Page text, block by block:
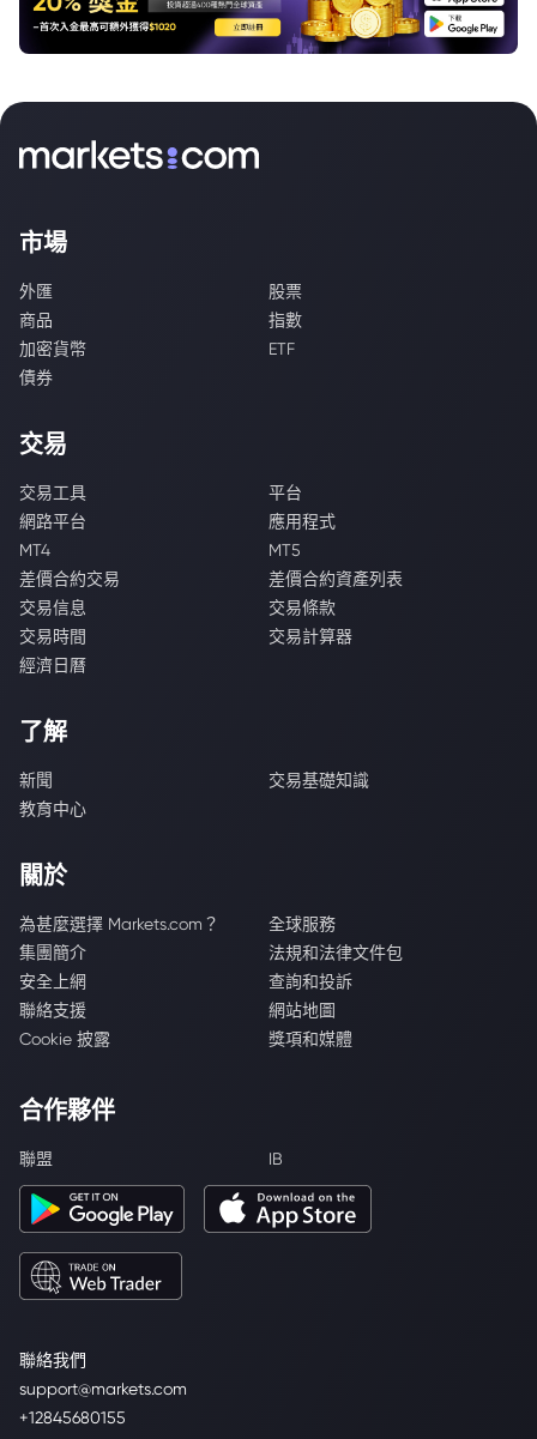
聯絡我們
support@markets.com
+12845680155
市場
外匯
股票
商品
指數
加密貨幣
ETF
債券
交易
交易工具
平台
網路平台
應用程式
MT4
MT5
差價合約交易
差價合約資產列表
交易信息
交易條款
交易時間
交易計算器
經濟日曆
了解
新聞
交易基礎知識
教育中心
關於
為甚麼選擇 Markets.com？
全球服務
集團簡介
法規和法律文件包
安全上網
查詢和投訴
聯絡支援
網站地圖
Cookie 披露
獎項和媒體
合作夥伴
聯盟 IB